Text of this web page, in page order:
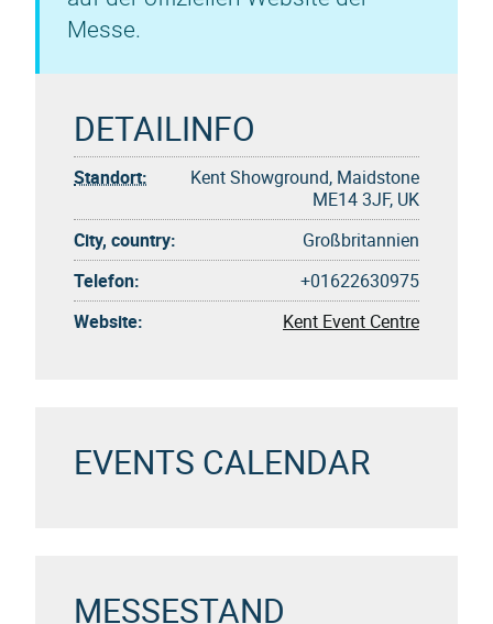
Messe.
DETAILINFO
Standort:
Kent Showground, Maidstone
ME14 3JF, UK
City, country:
Großbritannien
Telefon:
+01622630975
Website:
Kent Event Centre
EVENTS CALENDAR
MESSESTAND